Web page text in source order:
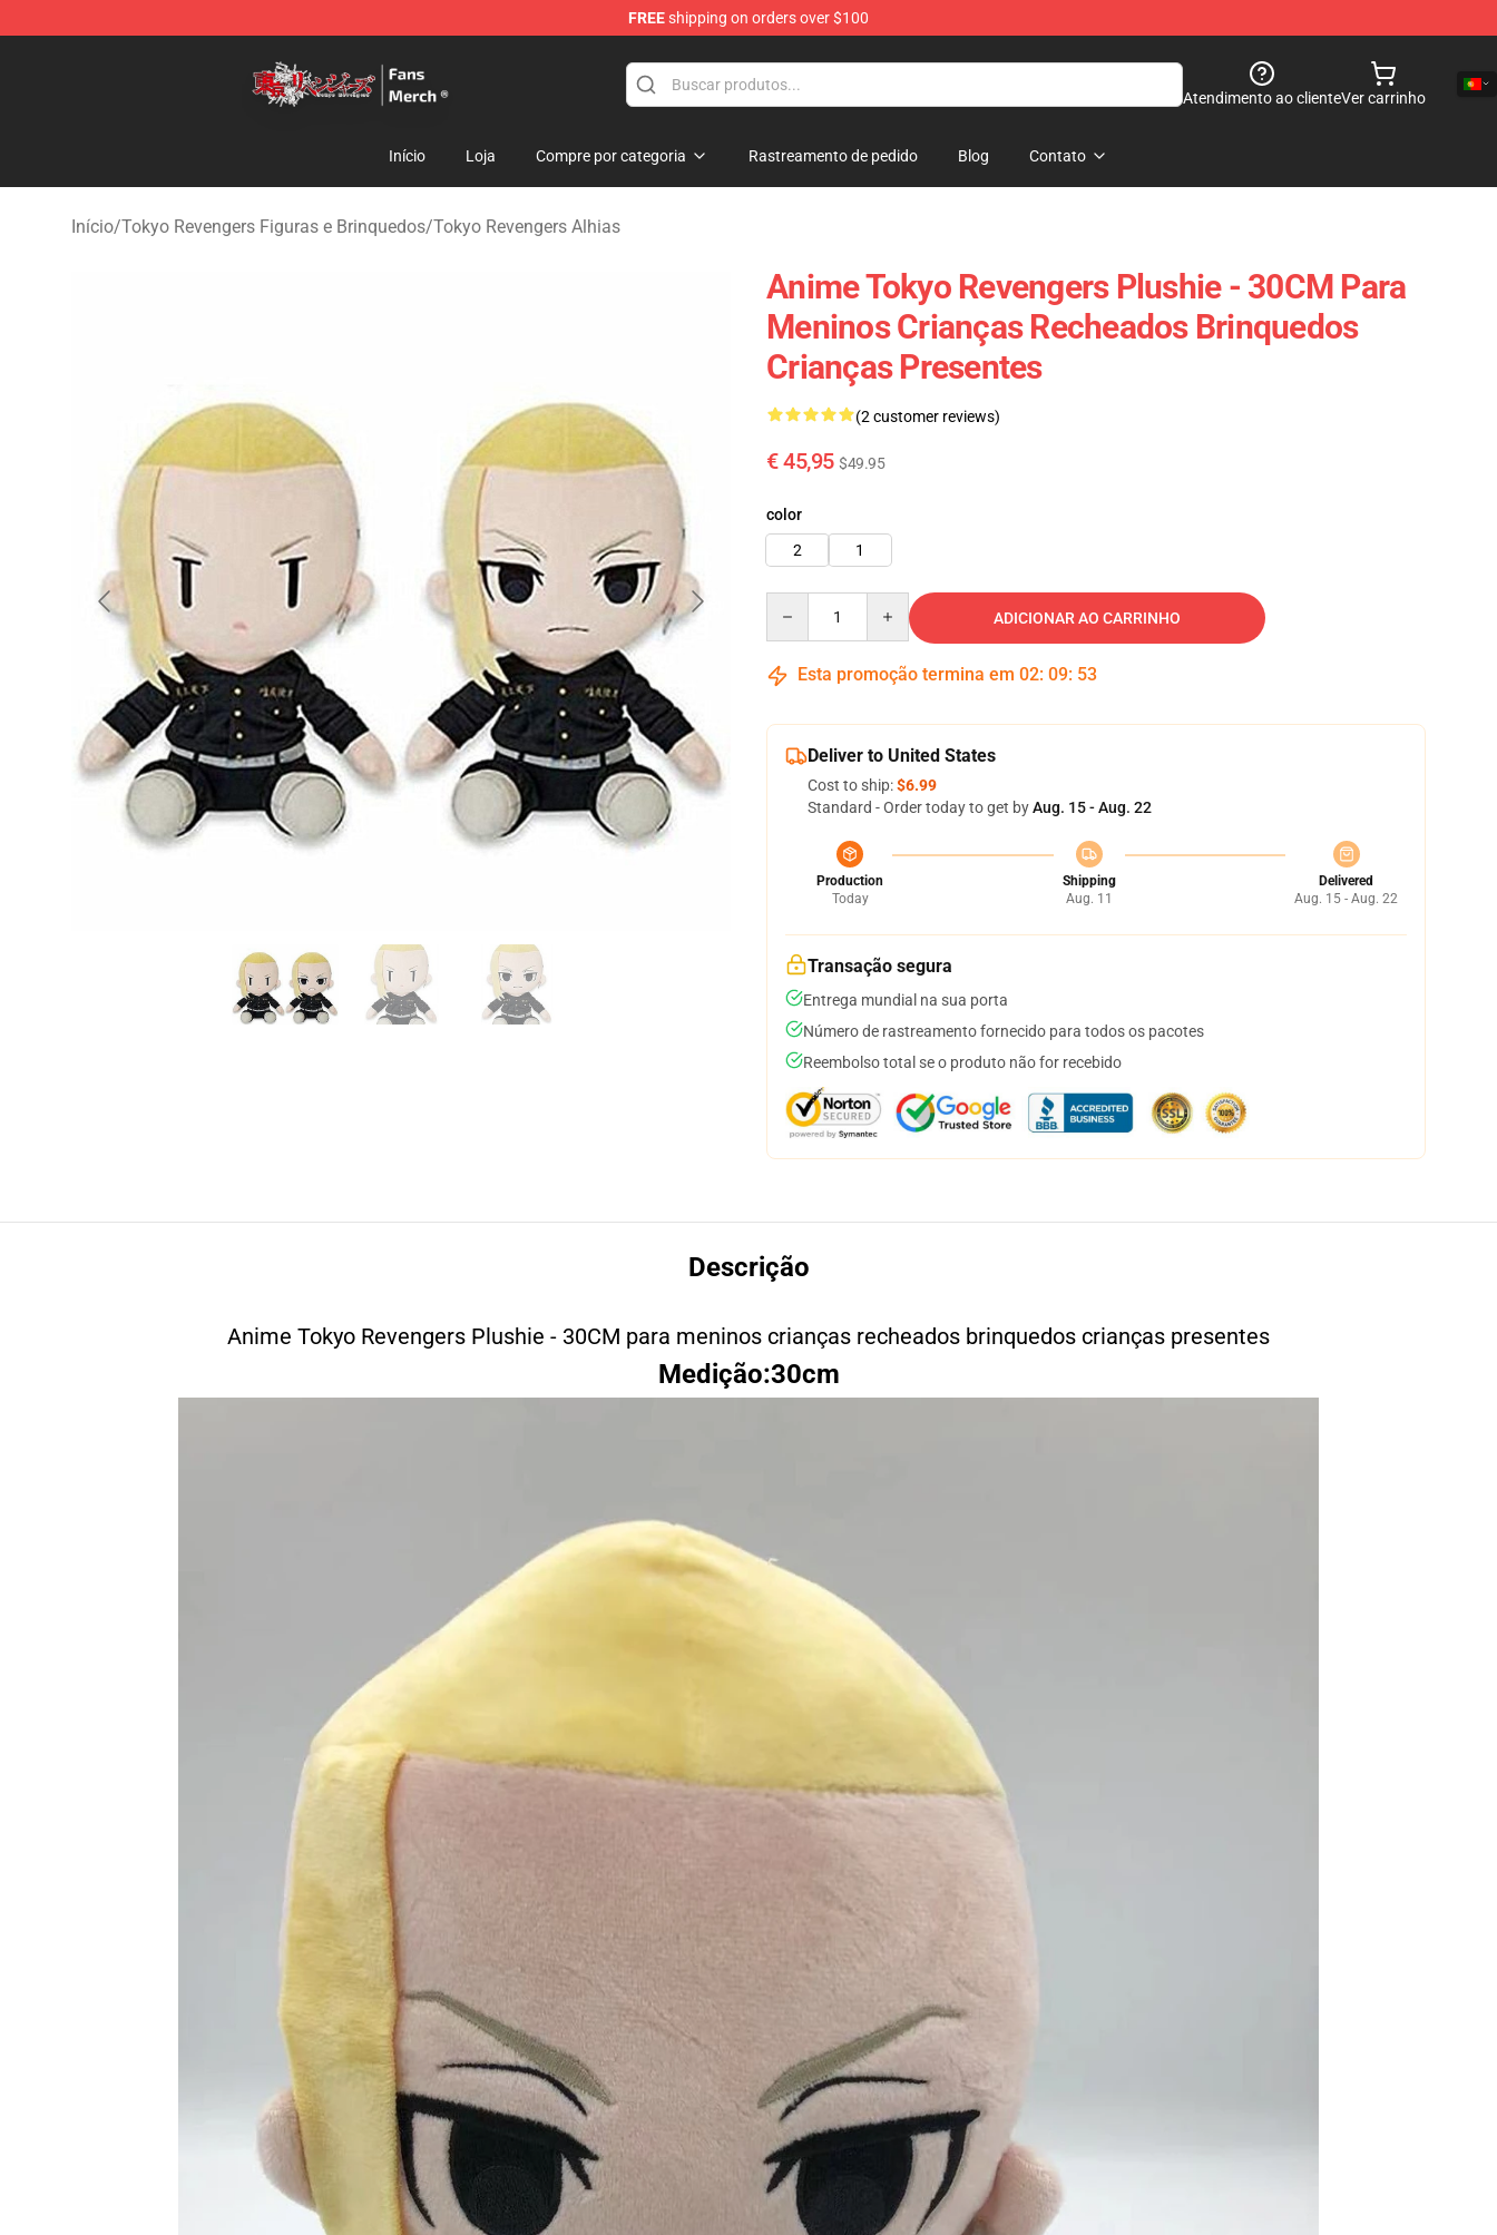
FREEshipping on orders over $100
Atendimento ao clienteVer carrinho
Início Loja Compre por categoria Rastreamento de pedido Blog Contato
Início/Tokyo Revengers Figuras e Brinquedos/Tokyo Revengers Alhias
Anime Tokyo Revengers Plushie - 30CM Para
Meninos Crianças Recheados Brinquedos
Crianças Presentes
(2 customer reviews)
€ 45,95 $49.95
color
2
1
ADICIONAR AO CARRINHO
Esta promoção termina em 02: 09: 52
Deliver to United States
Cost to ship:$6.99
Standard - Order today to get byAug. 15 - Aug. 22
Production
Today
Shipping
Aug. 11
Delivered
Aug. 15 - Aug. 22
Transação segura
Entrega mundial na sua porta
Número de rastreamento fornecido para todos os pacotes
Reembolso total se o produto não for recebido
Descrição
Anime Tokyo Revengers Plushie - 30CM para meninos crianças recheados brinquedos crianças presentes
Medição:30cm